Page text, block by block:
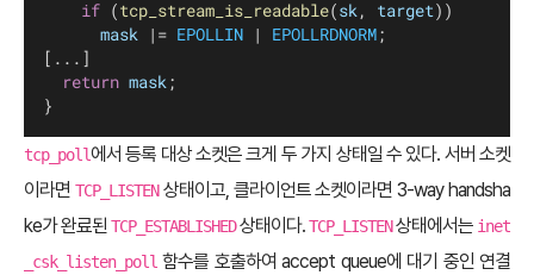
if (tcp_stream_is_readable(sk, target))
mask |= EPOLLIN | EPOLLRDNORM;
[...]
return mask;
}
tcp_poll에서 등록 대상 소켓은 크게 두 가지 상태일 수 있다. 서버 소켓
이라면 TCP_LISTEN상태이고, 클라이언트 소켓이라면 3-way handsha
ke가 완료된 TCP_ESTABLISHED상태이다.TCP_LISTEN상태에서는 inet
_csk_listen_poll 함수를 호출하여 accept queue에 대기 중인 연결